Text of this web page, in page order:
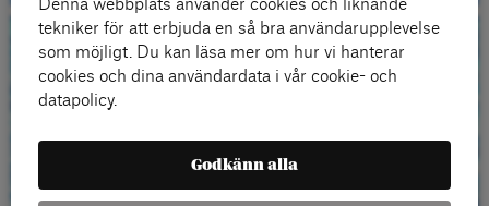
Beställ gratis
material
Denna webbplats använder cookies och liknande
tekniker för att erbjuda en så bra användarupplevelse
som möjligt. Du kan läsa mer om hur vi hanterar
cookies och dina användardata i vår cookie- och
datapolicy.
Godkänn alla